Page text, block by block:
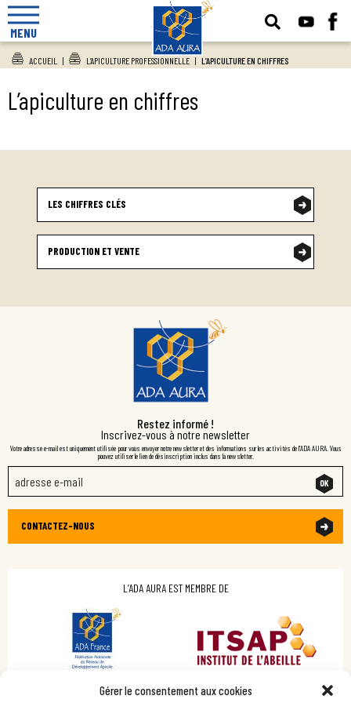
Gérer le consentement aux cookies
MENU
ACCUEIL | L’APICULTURE PROFESSIONNELLE | L’APICULTURE EN CHIFFRES
L’apiculture en chiffres
LES CHIFFRES CLÉS
PRODUCTION ET VENTE
Restez informé !
Inscrivez-vous à notre newsletter
Votre adresse e-mail est uniquement utilisée pour vous envoyer notre newsletter et des informations sur les activités de l'ADA AURA. Vous
pouvez utiliser le lien de désinscription inclus dans la newsletter.
CONTACTEZ-NOUS
L’ADA AURA EST MEMBRE DE